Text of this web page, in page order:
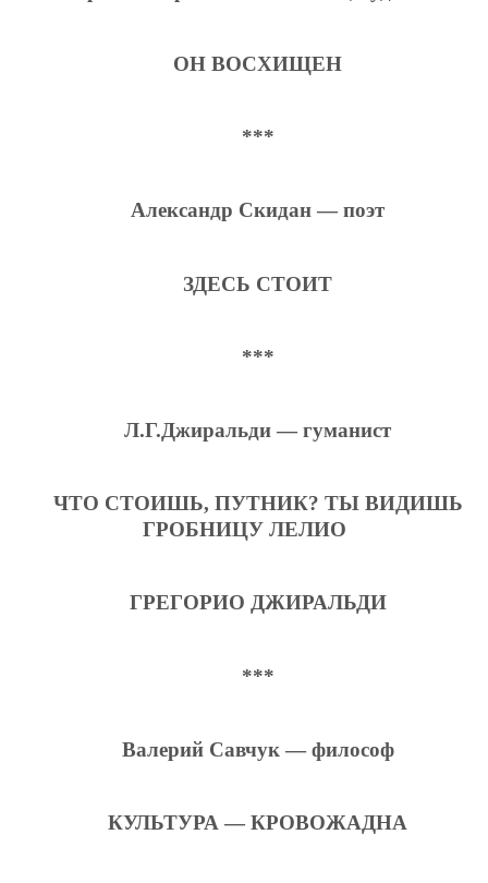
ОН ВОСХИЩЕН
***
Александр Скидан — поэт
ЗДЕСЬ СТОИТ
***
Л.Г.Джиральди — гуманист
ЧТО СТОИШЬ, ПУТНИК? ТЫ ВИДИШЬ
ГРОБНИЦУ ЛЕЛИО
ГРЕГОРИО ДЖИРАЛЬДИ
***
Валерий Савчук — философ
КУЛЬТУРА — КРОВОЖАДНА